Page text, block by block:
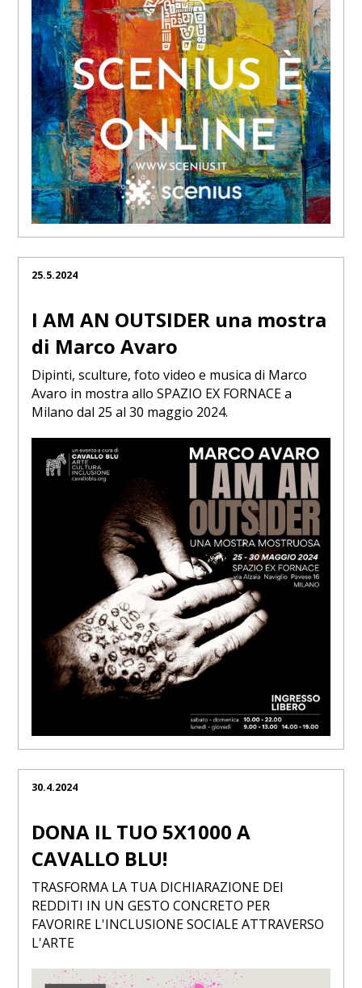
25.5.2024
I AM AN OUTSIDER una mostra
di Marco Avaro
Dipinti, sculture, foto video e musica di Marco
Avaro in mostra allo SPAZIO EX FORNACE a
Milano dal 25 al 30 maggio 2024.
30.4.2024
DONA IL TUO 5X1000 A
CAVALLO BLU!
TRASFORMA LA TUA DICHIARAZIONE DEI
REDDITI IN UN GESTO CONCRETO PER
FAVORIRE L'INCLUSIONE SOCIALE ATTRAVERSO
L'ARTE